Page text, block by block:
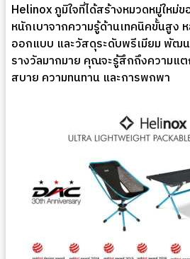
Helinox ภูมิใจที่ได้สร้างหมวดหมู่ใหม่
หนักเบาจากความรู้ด้านเทคนิคขั้นสูง
ออกแบบ และวัสดุระดับพรีเมียม พัฒ
รางวัลมากมาย คุณจะรู้สึกถึงความแ
สบาย ความทนทาน และการพกพา